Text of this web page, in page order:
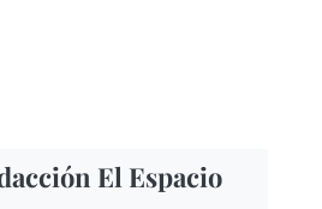
El Espacio